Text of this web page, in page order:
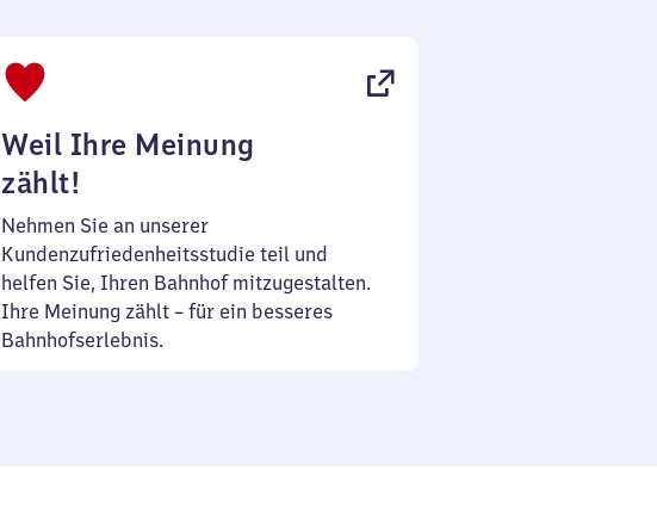
Weil Ihre Meinung
zählt!
Nehmen Sie an unserer
Kundenzufriedenheitsstudie teil und
helfen Sie, Ihren Bahnhof mitzugestalten.
Ihre Meinung zählt – für ein besseres
Bahnhofserlebnis.